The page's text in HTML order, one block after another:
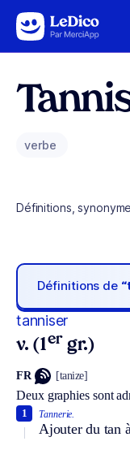
Aller au contenu
verbe
Définitions,
Définitions de
tanniser
v. (1er gr.)
FR [tanize]
Deux graphies sont
Tannerie.
Ajouter du tan
1